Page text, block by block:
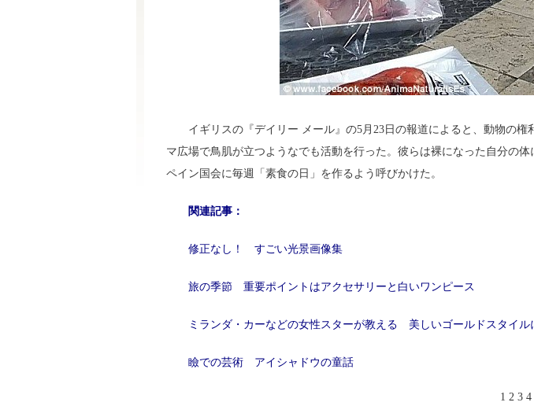
イギリスの『デイリー メール』の5月23日の報道によると、動物の
マ広場で鳥肌が立つようなでも活動を行った。彼らは裸になった自分の
ペイン国会に毎週「素食の日」を作るよう呼びかけた。
関連記事：
修正なし！ すごい光景画像集
旅の季節 重要ポイントはアクセサリーと白いワンピース
ミランダ・カーなどの女性スターが教える 美しいゴールドスタイル
瞼での芸術 アイシャドウの童話
1 2 3 4